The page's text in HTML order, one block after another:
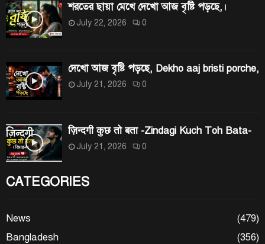
শরতের ছায়া মেখে দেখো আজ বৃষ্টি পড়ছে,।
July 22, 2026 0
দেখো আজ বৃষ্টি পড়ছে, Dekho aaj bristi porche,
July 21, 2026 0
ज़िन्दगी कुछ तो बता -Zindagi Kuch Toh Bata-
July 21, 2026 0
CATEGORIES
News
(479)
Bangladesh
(356)